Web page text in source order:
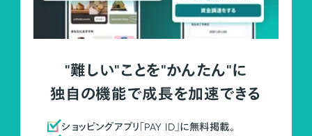
"難しい"ことを"かんたん"に
独自の機能で成長を加速できる
ショッピングアプリ「PAY ID」に無料掲載。